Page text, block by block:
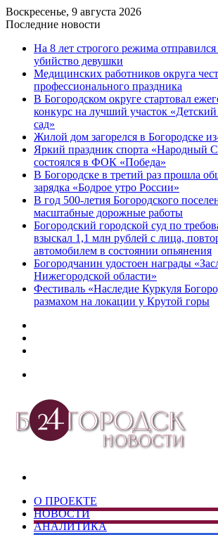
Воскресенье, 9 августа 2026
Последние новости
На 8 лет строгого режима
убийство девушки
Медицинских работников округа
профессионального праздника
В Богородском округе стартовал
конкурс на лучший участок
сад»
Жилой дом загорелся в Богородске
Яркий праздник спорта «Народный
состоялся в ФОК «Победа»
В Богородске в третий раз прошла
зарядка «Бодрое утро России»
В год 500-летия Богородского
масштабные дорожные работы
️Богородский городской суд по
взыскал 1,1 млн рублей с лица,
автомобилем в состоянии опьянения
Богородчанин удостоен награды
Нижегородской области»
Фестиваль «Наследие Куркуля
размахом на локации у Крутой горы
О ПРОЕКТЕ
НОВОСТИ
АНАЛИТИКА